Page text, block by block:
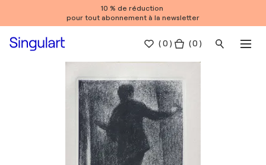
10 % de réduction
pour tout abonnement à la newsletter
(0 ) ( 0 )